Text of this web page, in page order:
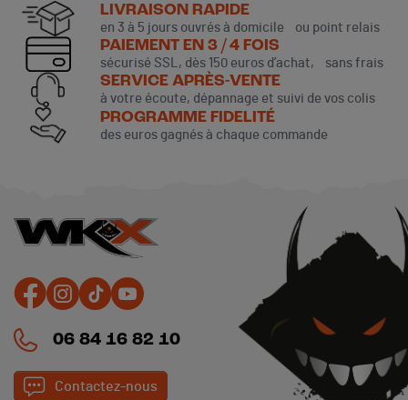
LIVRAISON RAPIDE
en 3 à 5 jours ouvrés à domicile ou point relais
PAIEMENT EN 3 / 4 FOIS
sécurisé SSL, dès 150 euros d’achat, sans frais
SERVICE APRÈS-VENTE
à votre écoute, dépannage et suivi de vos colis
PROGRAMME FIDELITÉ
des euros gagnés à chaque commande
06 84 16 82 10
Contactez-nous